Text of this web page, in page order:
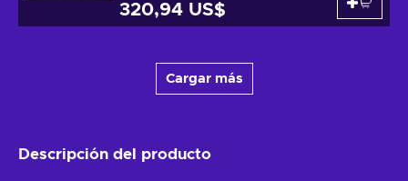
320,94 US$
Cargar más
Descripción del producto